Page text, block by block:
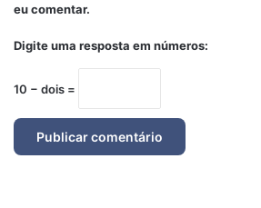
eu comentar.
Digite uma resposta em números:
10 − dois =